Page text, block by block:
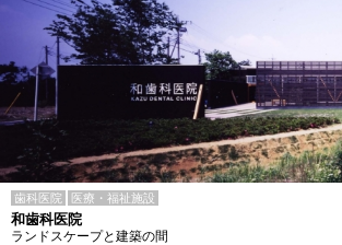
歯科医院 医療・福祉施設
和歯科医院
ランドスケープと建築の間